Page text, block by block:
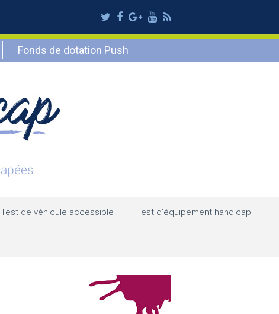
Twitter
Facebook
Google
Plus
Youtube
RSS
Fonds de dotation Push
Test de véhicule accessible Test d’équipement handicap